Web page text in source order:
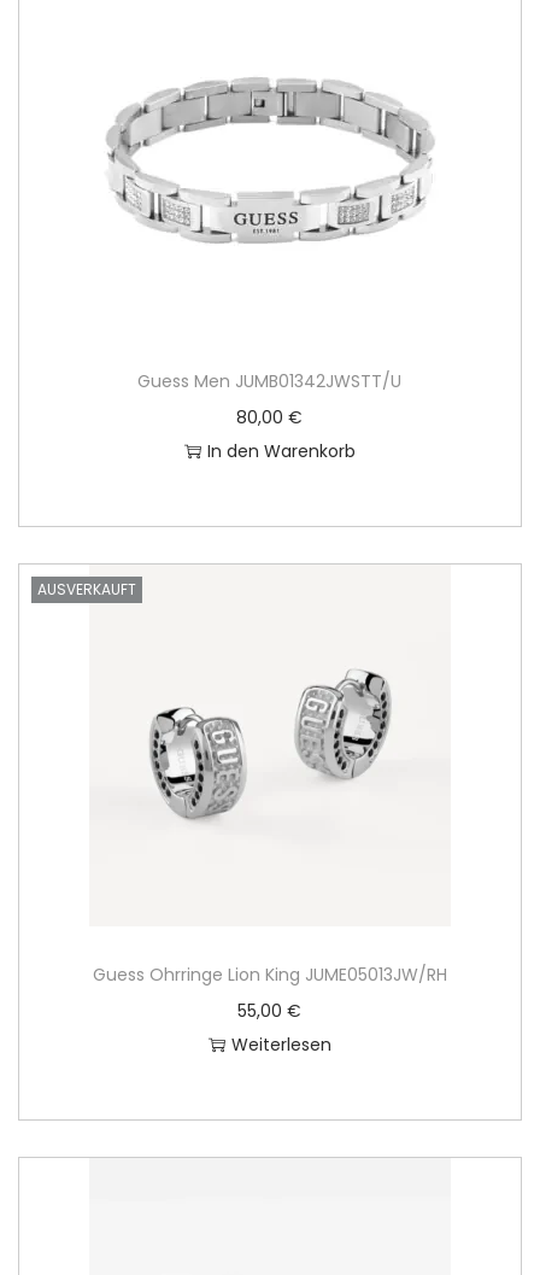
Guess Men JUMB01342JWSTT/U
80,00€
In den Warenkorb
AUSVERKAUFT
Guess Ohrringe Lion King JUME05013JW/RH
55,00€
Weiterlesen